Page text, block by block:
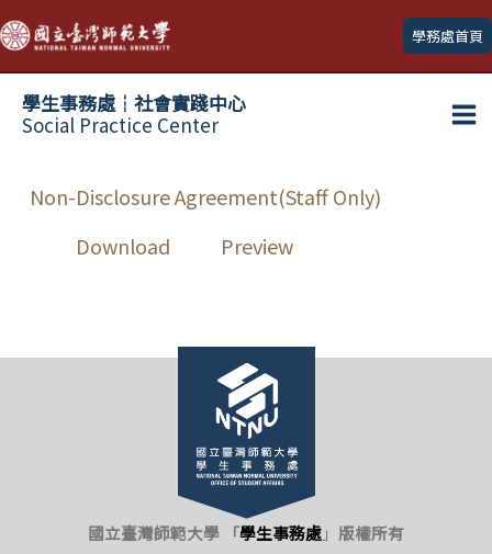
跳
至
主
學務處首頁
學生事務處┆社會實踐中心
Social Practice Center
Non-Disclosure Agreement(Staff Only)
Download
Preview
國立臺灣師範大學 「學生事務處」 版權所有